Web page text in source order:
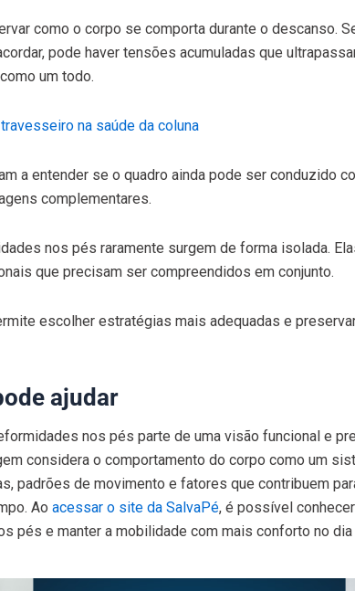
como o corpo se comporta durante o descanso.
pode haver tensões acumuladas que
um todo.
na saúde da coluna
a entender se o quadro ainda pode ser conduzido
complementares.
nos pés raramente surgem de forma isolada.
que precisam ser compreendidos em conjunto.
escolher estratégias mais adequadas e
ajudar
nos pés parte de uma visão funcional e
considera o comportamento do corpo como um
padrões de movimento e fatores que contribuem
Ao acessar o site da SalvaPé, é possível
pés e manter a mobilidade com mais conforto no dia